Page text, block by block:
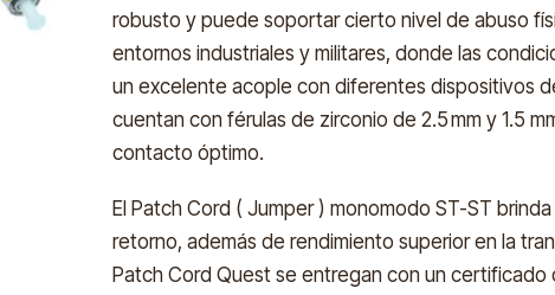
robusto y puede soportar cierto nivel de abuso
entornos industriales y militares, donde las
un excelente acople con diferentes dispositivos
cuentan con férulas de zirconio de 2.5 mm y 1.5
contacto óptimo.
El Patch Cord ( Jumper ) monomodo ST-ST
retorno, además de rendimiento superior en la
Patch Cord Quest se entregan con un certificado